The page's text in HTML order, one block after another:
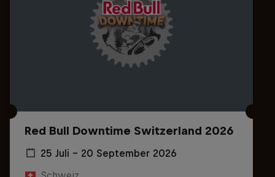
Red Bull Downtime Switzerland 2026
25 Juli – 20 September 2026